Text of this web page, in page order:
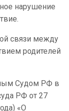
нарушение
связи между
родителей
Судом РФ в
РФ от 27
«О